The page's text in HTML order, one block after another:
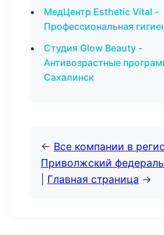
МедЦентр Esthetic Vital -
Профессиональная
Студия Glow Beauty -
Антивозрастные
Сахалинск
← Все компании в
Приволжский
Главная страница →